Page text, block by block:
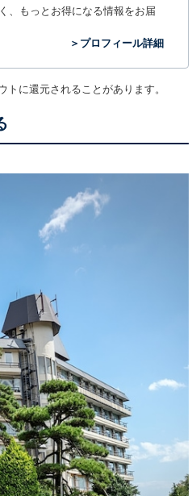
、もっとお得になる情報をお届
＞プロフィール詳細
に還元されることがあります。